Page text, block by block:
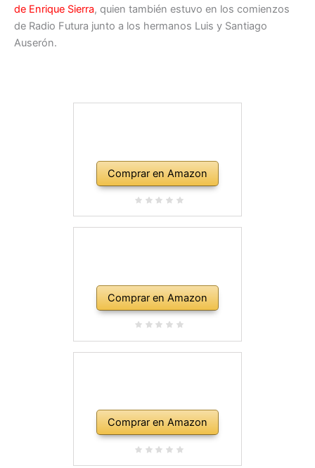
de Enrique Sierra, quien también estuvo en los comienzos
de Radio Futura junto a los hermanos Luis y Santiago
Auserón.
Comprar en Amazon
Comprar en Amazon
Comprar en Amazon